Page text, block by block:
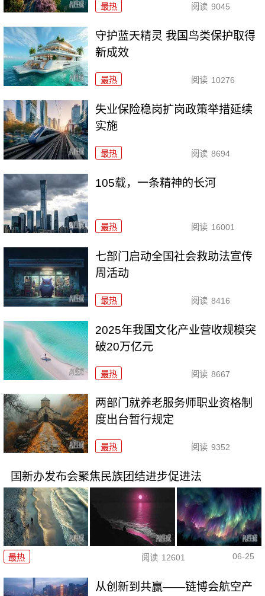
最热 阅读 9045
守护蓝天精灵 我国鸟类保护取得
新成效
最热 阅读 10276
失业保险稳岗扩岗政策举措延续
实施
最热 阅读 8694
105载，一条精神的长河
最热 阅读 16001
七部门启动全国社会救助法宣传
周活动
最热 阅读 8416
2025年我国文化产业营收规模突
破20万亿元
最热 阅读 8667
两部门就养老服务师职业资格制
度出台暂行规定
最热 阅读 9352
国新办发布会聚焦民族团结进步促进法
最热 阅读 12601 06-25
从创新到共赢——链博会航空产